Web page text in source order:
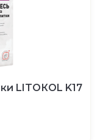
LITOКOL K17